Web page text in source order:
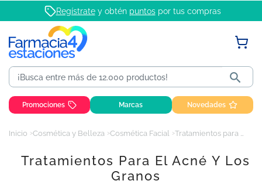
Regístratey obtén puntospor tus compras

Promociones Marcas Novedades
Inicio Cosmética y Belleza Cosmética Facial Tratamientos para el acné y los granos
Tratamientos Para El Acné Y Los
Granos